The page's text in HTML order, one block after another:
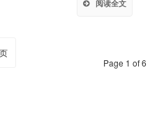
阅读全文
Page 1 of 6